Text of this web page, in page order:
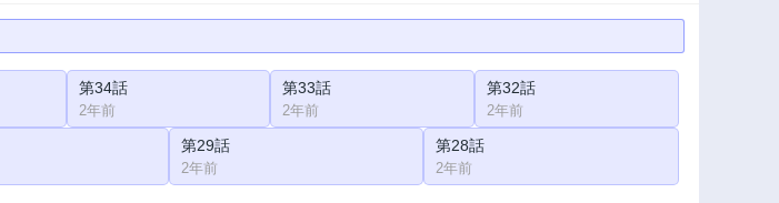
第34話
2年前
第33話
2年前
第32話
2年前
第29話
2年前
第28話
2年前